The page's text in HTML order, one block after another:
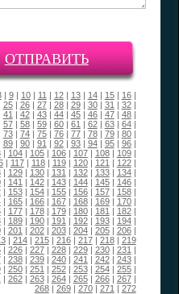
ОТПРАВИТЬ
| 9| 10| 11 | 12| 13| 14| 15| 16|
25| 26| 27| 28| 29| 30| 31 | 32|
41 | 42| 43| 44| 45| 46| 47| 48|
57| 58| 59| 60| 61 | 62| 63| 64|
73| 74| 75| 76| 77| 78| 79| 80|
89| 90| 91 | 92| 93| 94| 95| 96|
| 104| 105| 106| 107| 108| 109|
| 117| 118| 119| 120| 121 | 122|
| 129| 130| 131 | 132| 133| 134|
| 141 | 142| 143| 144| 145| 146|
| 153| 154| 155| 156| 157| 158|
| 165| 166| 167| 168| 169| 170|
| 177| 178| 179| 180| 181 | 182|
| 189| 190| 191 | 192| 193| 194|
| 201 | 202| 203| 204| 205| 206|
| 214| 215| 216| 217| 218| 219
| 226| 227| 228| 229| 230| 231 |
| 238| 239| 240| 241 | 242| 243|
| 250| 251 | 252| 253| 254| 255|
| 262| 263| 264| 265| 266| 267|
268| 269| 270| 271 | 272